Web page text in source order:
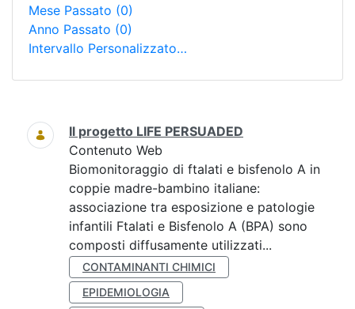
Mese Passato (0)
Anno Passato (0)
Intervallo Personalizzato…
Ricerca
Il progetto LIFE PERSUADED
Contenuto Web
Biomonitoraggio di ftalati e bisfenolo A in
coppie madre-bambino italiane:
associazione tra esposizione e patologie
infantili Ftalati e Bisfenolo A (BPA) sono
composti diffusamente utilizzati...
CONTAMINANTI CHIMICI
EPIDEMIOLOGIA